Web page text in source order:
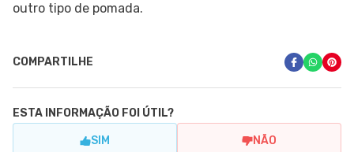
outro tipo de pomada.
COMPARTILHE
ESTA INFORMAÇÃO FOI ÚTIL?
SIM NÃO